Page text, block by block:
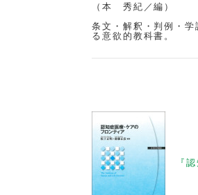
（本 秀紀／編）
条文・解釈・判例・
る意欲的教科書。
『